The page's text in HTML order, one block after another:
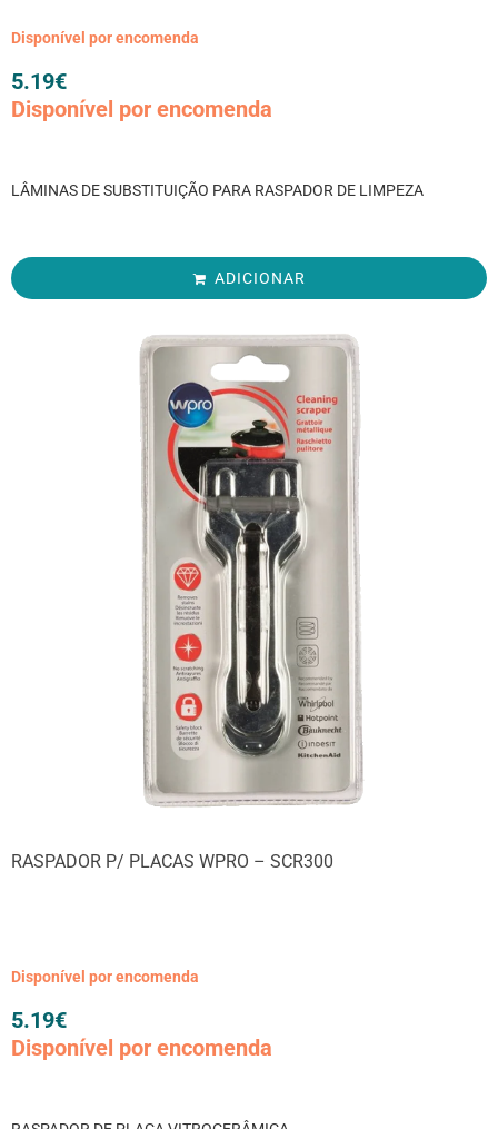
Disponível por encomenda
5.19€
Disponível por encomenda
LÂMINAS DE SUBSTITUIÇÃO PARA RASPADOR DE LIMPEZA
ADICIONAR
RASPADOR P/ PLACAS WPRO – SCR300
Disponível por encomenda
5.19€
Disponível por encomenda